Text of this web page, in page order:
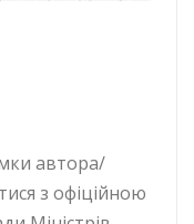
автора/
з офіційною